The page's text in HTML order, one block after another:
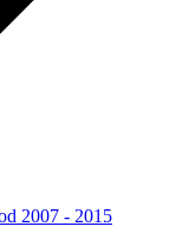
2007 - 2015